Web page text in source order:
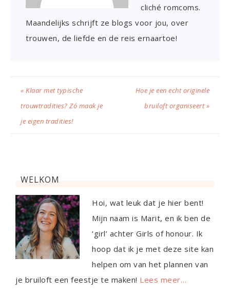
cliché romcoms.
Maandelijks schrijft ze blogs voor jou, over
trouwen, de liefde en de reis ernaartoe!
« Klaar met typische
trouwtradities? Zó maak je
je eigen tradities!
Hoe je een echt originele
bruiloft organiseert »
WELKOM
Hoi, wat leuk dat je hier bent!
Mijn naam is Marit, en ik ben de
‘girl’ achter Girls of honour. Ik
hoop dat ik je met deze site kan
helpen om van het plannen van
je bruiloft een feestje te maken! Lees meer…